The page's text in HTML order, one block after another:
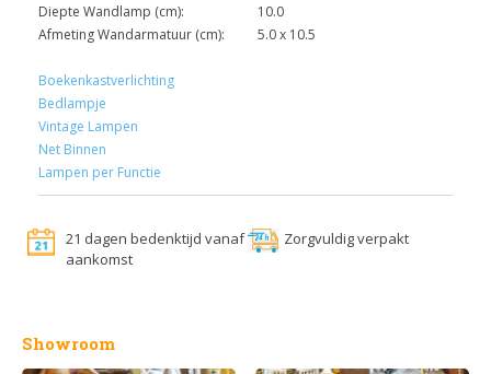
Diepte Wandlamp (cm):
10.0
Afmeting Wandarmatuur (cm):
5.0 x 10.5
Boekenkastverlichting
Bedlampje
Vintage Lampen
Net Binnen
Lampen per Functie
21 dagen bedenktijd vanaf
aankomst
Zorgvuldig verpakt
Showroom